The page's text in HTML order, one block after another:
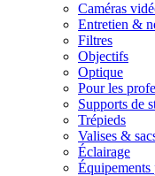
Caméras
Entretien &
Filtres
Objectifs
Optique
Pour les
Supports de
Trépieds
Valises &
Éclairage